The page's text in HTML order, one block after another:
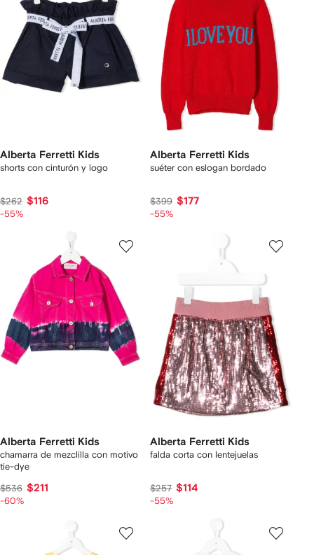
Alberta Ferretti Kids
shorts con cinturón y logo
$262 $116
-55%
Alberta Ferretti Kids
suéter con eslogan bordado
$399 $177
-55%
Alberta Ferretti Kids
chamarra de mezclilla con motivo
tie-dye
$536 $211
-60%
Alberta Ferretti Kids
falda corta con lentejuelas
$257 $114
-55%